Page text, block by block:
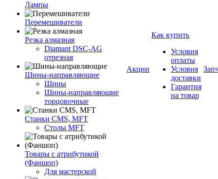
Лампы
Перемешиватели
Резка алмазная
Diamant DSC-AG
отрезная
Шины-направляющие
Шины
Шины-направляющие
торцовочные
Станки CMS, MFT
Столы MFT
Товары с атрибутикой
(Фаншоп)
Для мастерской
Акции
Как купить
Условия
оплаты
Условия
доставки
Гарантия
на товар